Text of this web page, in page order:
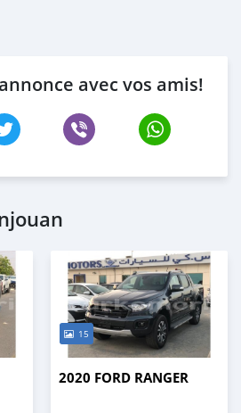
avec vos amis!
15
2020 FORD RANGER